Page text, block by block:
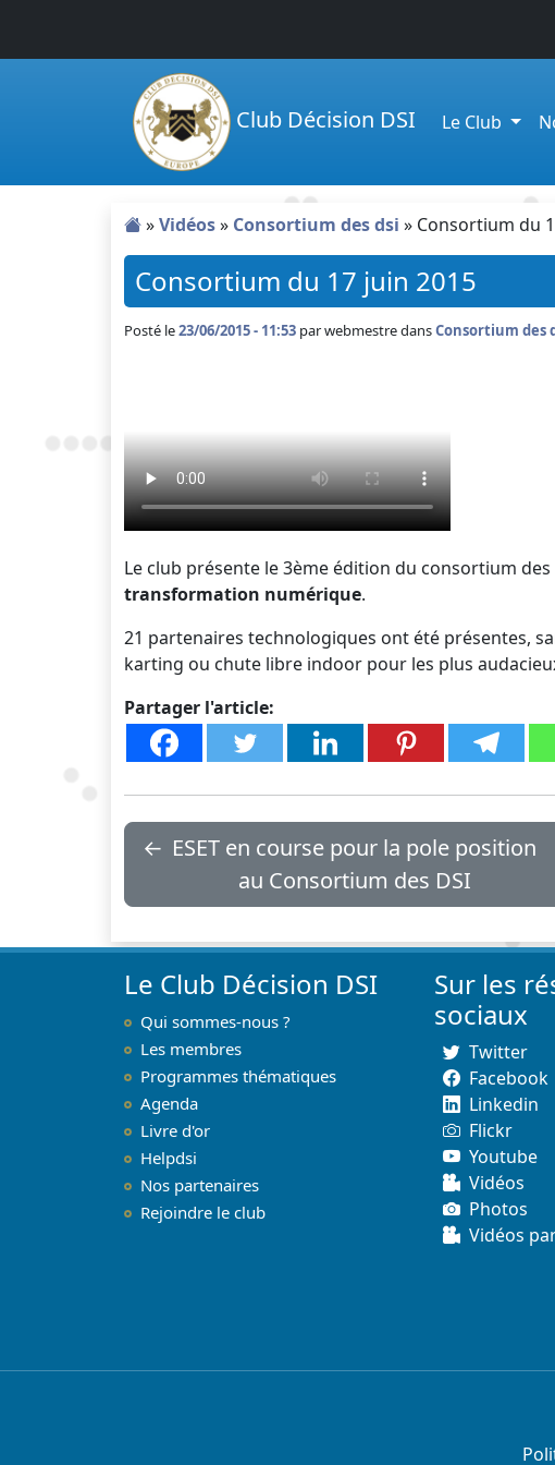
Club Décision DSI Le Club
»Vidéos» Consortium des dsi » Consortium du
Consortium du 17 juin 2015
Posté le23/06/2015 - 11:53 parwebmestre dansConsortium des
Le club présente le 3ème édition du consortium des
transformation numérique.
21 partenaires technologiques ont été présentes,
karting ou chute libre indoor pour les plus
Partager l'article:
← ESET en course pour la pole position
au Consortium des DSI
Le Club Décision DSI
Qui sommes-nous ?
Les membres
Programmes thématiques
Agenda
Livre d'or
Helpdsi
Nos partenaires
Rejoindre le club
Sur les
sociaux
Twitter
Facebook
Linkedin
Flickr
Youtube
Vidéos
Photos
Vidéos